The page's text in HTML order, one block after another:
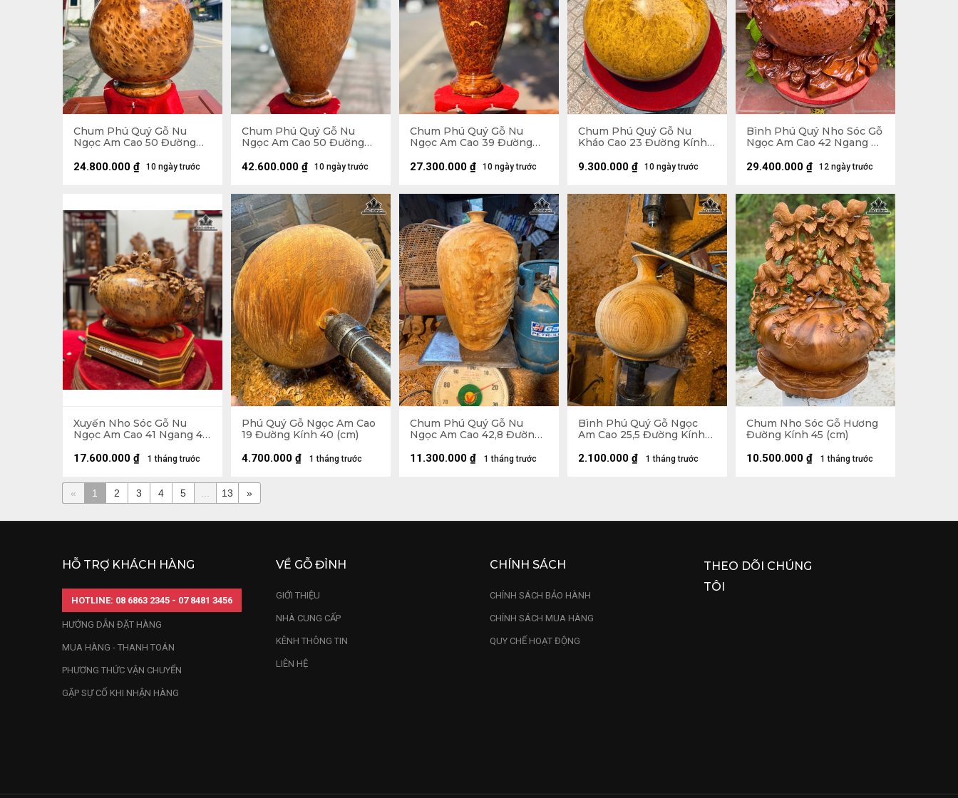
Chum Phú Quý Gỗ Nu
Ngọc Am Cao 50 Đường
10 ngày trước
24.800.000 ₫
Chum Phú Quý Gỗ Nu
Ngọc Am Cao 50 Đường
Kính 30 (cm) - Luôn Đế 54
(cm)
10 ngày trước
42.600.000 ₫
Chum Phú Quý Gỗ Nu
Ngọc Am Cao 39 Đường
Kính 21 (cm) - Luôn Đế 43
(cm)
10 ngày trước
27.300.000 ₫
Chum Phú Quý Gỗ Nu
Kháo Cao 23 Đường Kính
10 ngày trước
9.300.000 ₫
Bình Phú Quý Nho Sóc Gỗ
Ngọc Am Cao 42 Ngang 46
12 ngày trước
29.400.000 ₫
Xuyến Nho Sóc Gỗ Nu
Ngọc Am Cao 41 Ngang 48
1 tháng trước
17.600.000 ₫
Phú Quý Gỗ Ngọc Am Cao
19 Đường Kính 40 (cm)
1 tháng trước
4.700.000 ₫
Chum Phú Quý Gỗ Nu
Ngọc Am Cao 42,8 Đường
1 tháng trước
11.300.000 ₫
Bình Phú Quý Gỗ Ngọc
Am Cao 25,5 Đường Kính
1 tháng trước
2.100.000 ₫
Chum Nho Sóc Gỗ Hương
Đường Kính 45 (cm)
1 tháng trước
10.500.000 ₫
« 1 2 3 4 5 13 »
HỖ TRỢ KHÁCH HÀNG
HOTLINE: 08 6863 2345 - 07 8481 3456
HƯỚNG DẪN ĐẶT HÀNG
MUA HÀNG - THANH TOÁN
PHƯƠNG THỨC VẬN CHUYỂN
GẶP SỰ CỐ KHI NHẬN HÀNG
VỀ GỖ ĐỈNH
GIỚI THIỆU
NHÀ CUNG CẤP
KÊNH THÔNG TIN
LIÊN HỆ
CHÍNH SÁCH
CHÍNH SÁCH BẢO HÀNH
CHÍNH SÁCH MUA HÀNG
QUY CHẾ HOẠT ĐỘNG
THEO DÕI CHÚNG
TÔI